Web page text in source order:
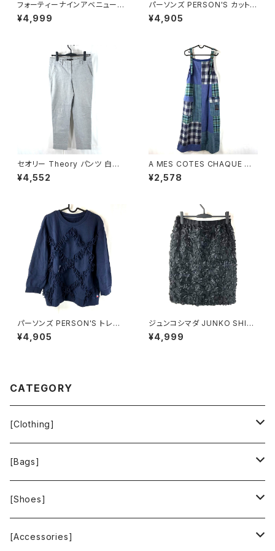
フォーティーナインアベニュージ
ュンコシマダ 49AV.junko shi
mada スカート 花柄刺繍 裏地
¥4,999
パーソンズ PERSON'S カットソ
ー タートルネック ボーダー 長
袖 ブランドロゴ入り 黒白 Lサイ
¥4,905
セオリー Theory パンツ 白黒
鹿の子生地 7号 900582
¥4,552
A MES COTES CHAQUE ジ
ャンパースカート チェック柄 ポ
ケット ブルー系 921472
¥2,578
パーソンズ PERSON'S トレー
ナー 綿100％ ロゴ入り フリン
ジ リブ ネイビー Lサイズ 9214
¥4,905
ジュンコシマダ JUNKO SHIM
ADA スカート リボン シースル
ー タグ付き 黒 40サイズ 9214
¥4,999
CATEGORY
[Clothing]
Krochet Kids International
[Bags]
BAGGU
FOOD TEXTILE
[Shoes]
TOMS
[Accessories]